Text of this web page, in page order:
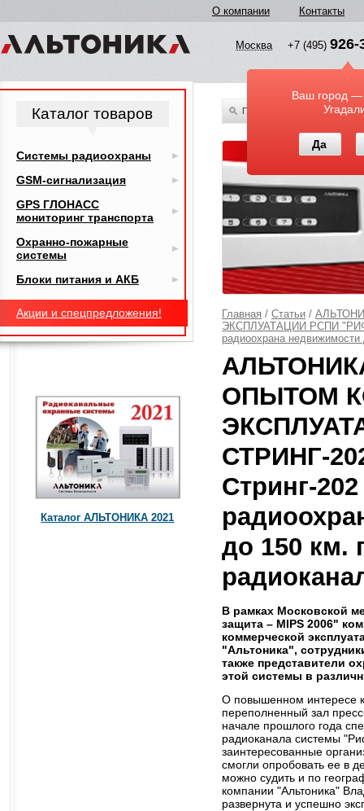
О компании Контакты
Москва +7 (495) 926-
Ваш город —
Да
По всему каталогу
Главная / Статьи /
ЭКСПЛУАТАЦИИ РСПИ "РИФ
радиоохрана
ОПЫТОМ
СТРИНГ-
Стринг-
до 150 км.
В рамках Московской
защита – MIPS 2006"
коммерческой
"Альтоника",
также представители
этой системы в
О повышенном интересе
переполненный зал
начале прошлого года
радиоканала системы
заинтересованные
смогли опробовать ее в
можно судить и по
компании "Альтоника"
развернута и успешно
Каталог товаров
Системы радиоохраны
GSM-сигнализация
GPS ГЛОНАСС
мониторинг транспорта
Охранно-пожарные
системы
Блоки питания и АКБ
Акции и спецпредложения!
Каталог АЛЬТОНИКА 2021